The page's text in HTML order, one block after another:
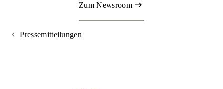
Zum Newsroom
Pressemitteilungen